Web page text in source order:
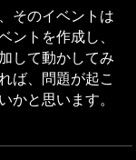
そのイベントは
ントを作成し、
して動かしてみ
ば、問題が起こ
かと思います。